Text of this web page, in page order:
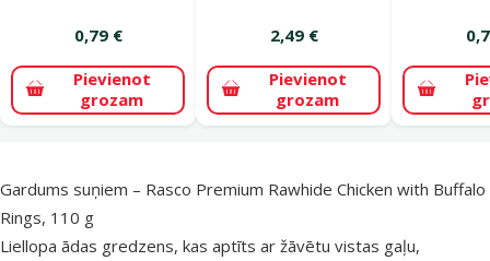
0,79 €
Pievienot
grozam
2,49 €
Pievienot
grozam
superzoo.product.detail.content
Gardums suņiem – Rasco Premium Rawhide Chicken with Buffalo
Rings, 110 g
Liellopa ādas gredzens, kas aptīts ar žāvētu vistas gaļu,